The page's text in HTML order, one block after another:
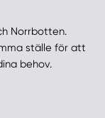
Norrbotten.
ställe för att
behov.